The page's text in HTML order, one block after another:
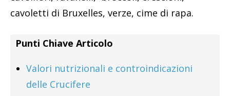
cavoletti di Bruxelles, verze, cime di rapa.
Punti Chiave Articolo
Valori nutrizionali e controindicazioni
delle Crucifere